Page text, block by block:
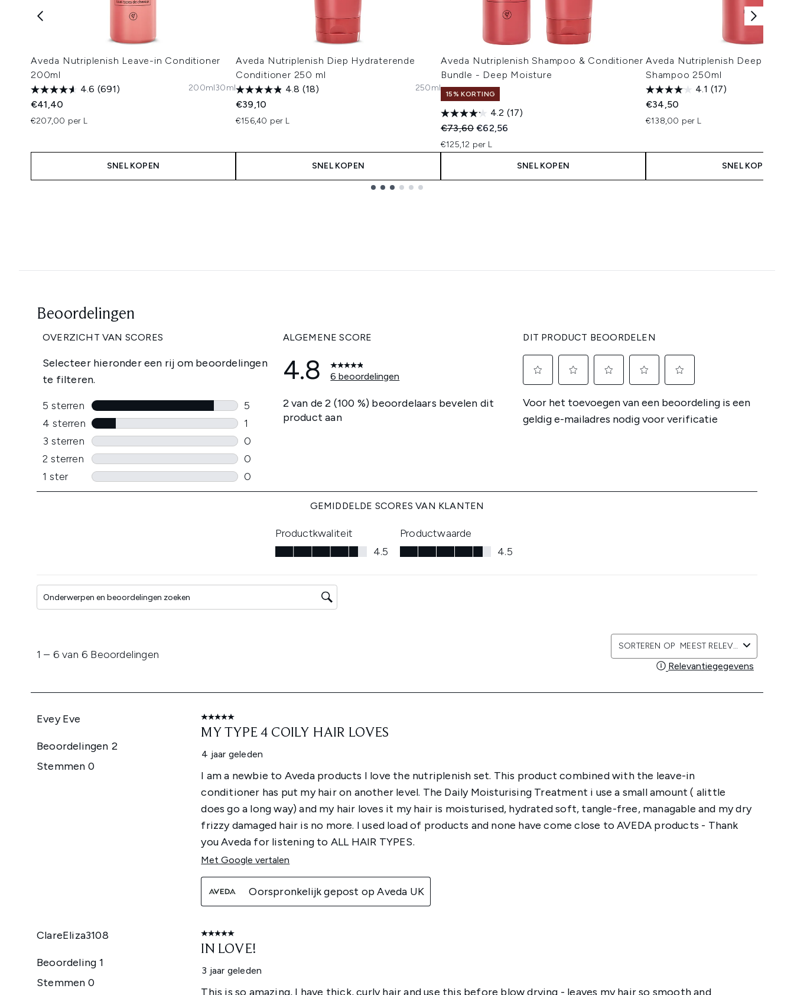
Aveda Nutriplenish Leave-in Conditioner
200ml
4.6 (691)
€41,40
€207,00 per L
200ml30ml
SNEL KOPEN
Aveda Nutriplenish Diep Hydraterende
Conditioner 250 ml
4.8 (18)
€39,10
€156,40 per L
250ml
SNEL KOPEN
Aveda Nutriplenish Shampoo & Conditioner
Bundle - Deep Moisture
15% KORTING
4.2 (17)
Recommended Retail Price:
€73,60Huidige prijs:
€62,56
€125,12 per L
SNEL KOPEN
Aveda Nutriplenish Deep
Shampoo 250ml
4.1 (17)
€34,50
€138,00 per L
SNEL KOPEN